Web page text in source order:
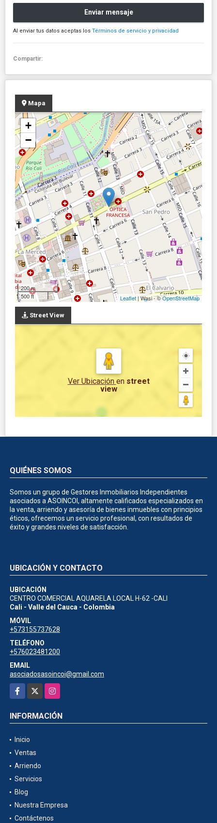
Enviar mensaje
Al enviar tus datos aceptas los Términos de servicio y privacidad
Compartir:
Mapa
+
−
200 m
500 ft
Leaflet| Wasi - ©OpenStreetMap
Street View
Ver Ubicación en street
view
QUIÉNES SOMOS
Somos un grupo de Gestores Inmobiliarios Independientes
asociados a ASOINCOI, altamente calificados especializados en
la venta, arriendo y asesoría de bienes inmuebles con principios
éticos, ofrecemos un servicio profesional, con resultados de
éxito y grandes niveles de satisfacción.
UBICACIÓN Y CONTACTO
UBICACIÓN
CENTRO COMERCIAL AQUARELA LOCAL H-62 -CALI
Cali - Valle del Cauca - Colombia
MÓVIL
+573155737628
TELÉFONO
+576023481200
EMAIL
asociadosasoincoi@gmail.com
Facebook
Instagram
INFORMACIÓN
Inicio
Ventas
Arriendo
Servicios
Blog
Nuestra Empresa
Contáctenos